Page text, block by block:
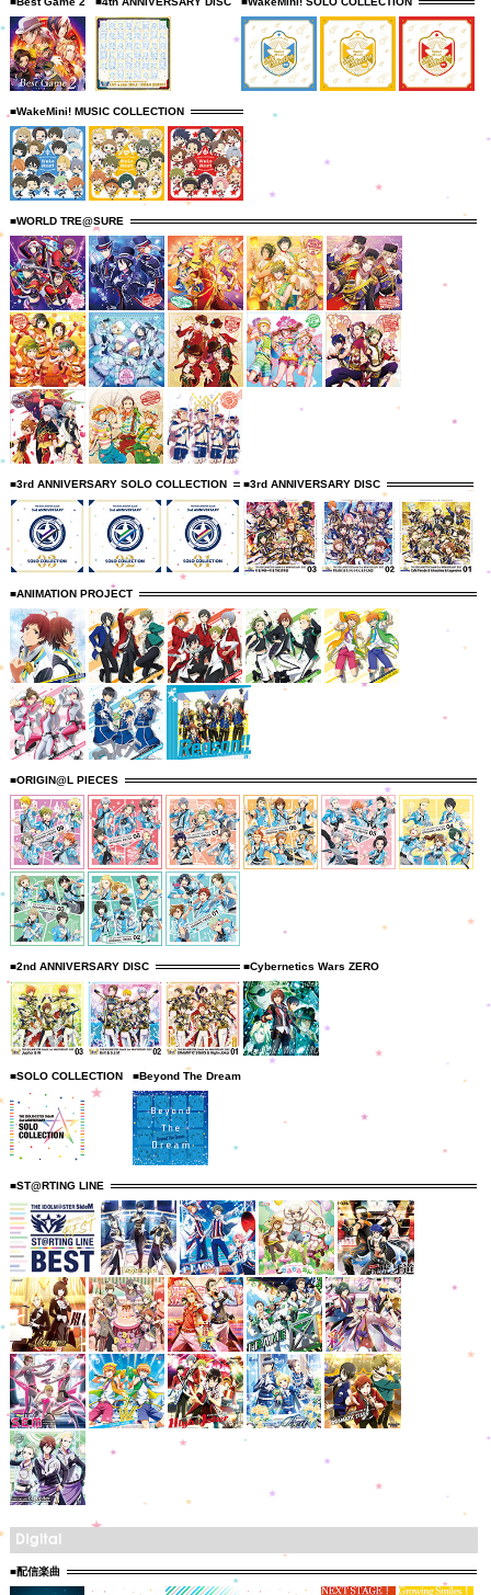
■WakeMini! MUSIC COLLECTION
■WORLD TRE@SURE
■3rd ANNIVERSARY SOLO COLLECTION ■3rd ANNIVERSARY DISC
■ANIMATION PROJECT
■ORIGIN@L PIECES
■2nd ANNIVERSARY DISC ■Cybernetics Wars ZERO
■SOLO COLLECTION ■Beyond The Dream
■ST@RTING LINE
■配信楽曲